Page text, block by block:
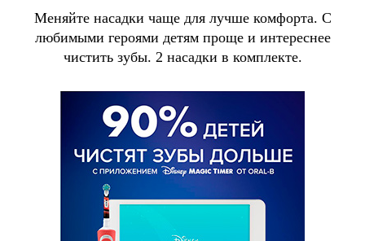
Меняйте насадки чаще для лучше комфорта. С
любимыми героями детям проще и интереснее
чистить зубы. 2 насадки в комплекте.